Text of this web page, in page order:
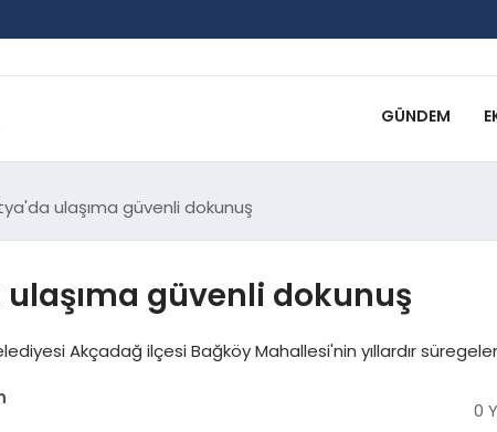
GÜNDEM
ulaşıma güvenli dokunuş
güvenli dokunuş
Akçadağ ilçesi Bağköy Mahallesi'nin yıllardır
0